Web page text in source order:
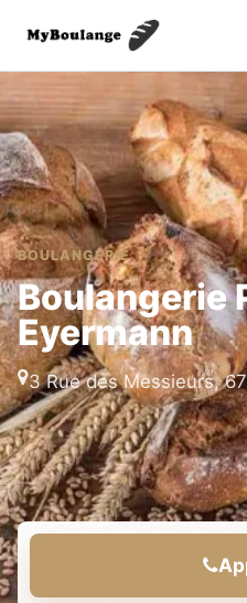
BOULANGERIE
Boulangerie
Eyermann
3 Rue des Messieurs,